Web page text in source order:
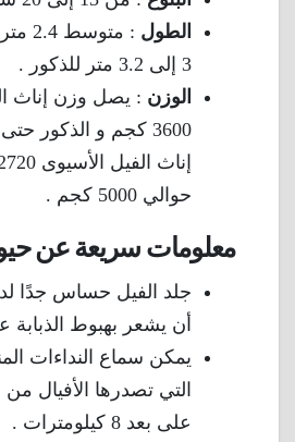
الطول
:
3 إلى 3.2 متر للذكور .
الوزن : يصل وزن إناث
حوالي 5000 كجم .
معلومات سريعة عن
جلد الفيل حساس جدًا
أن يشعر بهبوط الذبابة
يمكن سماع النداءات
التي تصدرها الأفيال
على بعد 8 كيلومترات .